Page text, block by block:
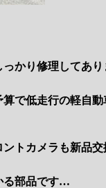
かり修理してあ
で低走行の軽自
トカメラも新品交
る部品です…